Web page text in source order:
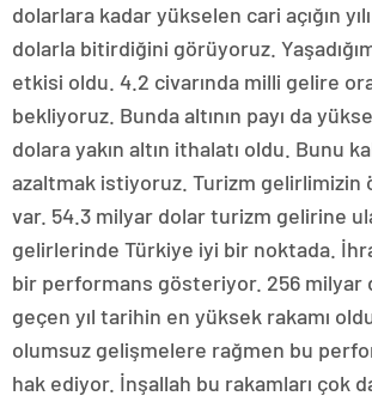
dolarlara kadar yükselen cari açığın
dolarla bitirdiğini görüyoruz.
etkisi oldu. 4.2 civarında milli gelire
bekliyoruz. Bunda altının payı da
dolara yakın altın ithalatı oldu. Bunu
azaltmak istiyoruz. Turizm gelirlimizin
var. 54.3 milyar dolar turizm gelirine
gelirlerinde Türkiye iyi bir noktada.
bir performans gösteriyor. 256 milyar
geçen yıl tarihin en yüksek rakamı
olumsuz gelişmelere rağmen bu
hak ediyor. İnşallah bu rakamları çok